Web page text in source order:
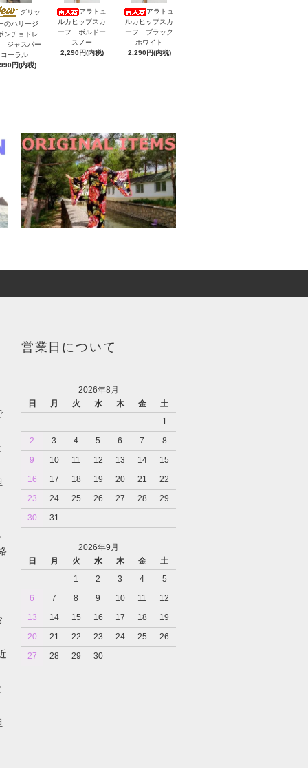
グリッ
のハリージ
ンチョドレ
ジャスパー
コーラル
円(内税)
アラトュ
ルカヒップスカ
ーフ ボルドー
スノー
2,290円(内税)
アラトュ
ルカヒップスカ
ーフ ブラック
ホワイト
2,290円(内税)
営業日について
2026年8月
日
月 火 水 木 金
土
1
2
3 4 5 6 7
8
9
10 11 12 13 14
15
16
17 18 19 20 21
22
23
24 25 26 27 28
29
30
31
2026年9月
日
月 火 水 木 金
土
1
2 3 4
5
6
7 8 9 10 11
12
13
14 15 16 17 18
19
20
21 22 23 24 25
26
27
28 29 30